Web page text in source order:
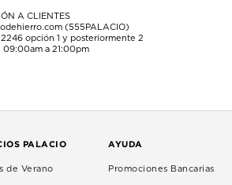
A CLIENTES
(555PALACIO)
opción 1 y posteriormente 2
09:00am a 21:00pm
PALACIO
de Verano
AYUDA
Promociones Bancarias